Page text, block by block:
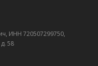
ИНН 720507299750,
58